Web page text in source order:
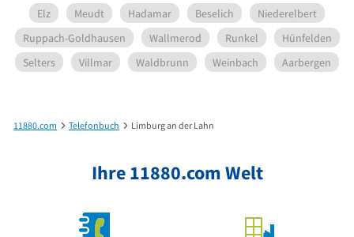
Elz
Meudt Hadamar Beselich
Niederelbert
Ruppach-Goldhausen
Wallmerod Runkel
Hünfelden
Selters
Villmar Waldbrunn Weinbach Aarbergen
11880.com Telefonbuch Limburg an der Lahn
Ihre 11880.com Welt